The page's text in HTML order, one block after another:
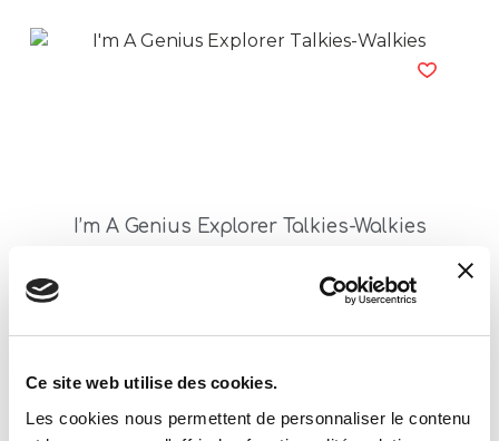
Ce site web utilise des cookies.
Les cookies nous permettent de personnaliser le contenu
I’m A Genius Explorer Talkies-Walkies